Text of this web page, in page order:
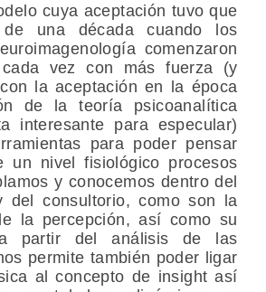
cuya aceptación tuvo que
una década cuando los
comenzaron
vez con más fuerza (y
la aceptación en la época
de la teoría psicoanalítica
interesante para especular)
para poder pensar
un nivel fisiológico procesos
y conocemos dentro del
del consultorio, como son la
la percepción, así como su
a partir del análisis de las
permite también poder ligar
al concepto de insight así